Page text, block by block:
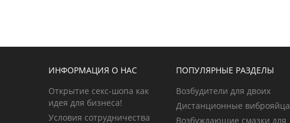
ИНФОРМАЦИЯ О НАС
Открытие секс-шопа как
идея для бизнеса!
Условия сотрудничества
ПОПУЛЯРНЫЕ РАЗДЕЛЫ
Возбудители для двоих
Дистанционные виброяйца
Возбуждающие смазки для